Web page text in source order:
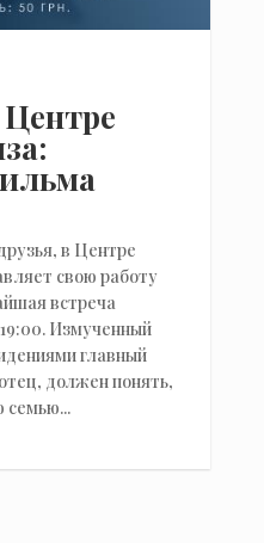
в Центре
свою работу
встреча
Измученный
главный
должен понять,
семью...